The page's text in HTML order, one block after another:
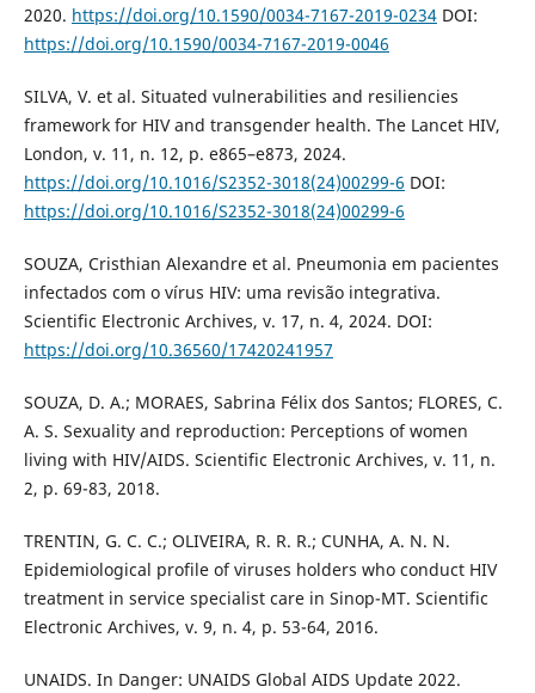
2020. https://doi.org/10.1590/0034-7167-2019-0234DOI:
https://doi.org/10.1590/0034-7167-2019-0046
SILVA, V. et al. Situated vulnerabilities and resiliencies
framework for HIV and transgender health. The Lancet HIV,
London, v. 11, n. 12, p. e865–e873, 2024.
https://doi.org/10.1016/S2352-3018(24)00299-6 DOI:
https://doi.org/10.1016/S2352-3018(24)00299-6
SOUZA, Cristhian Alexandre et al. Pneumonia em pacientes
infectados com o vírus HIV: uma revisão integrativa.
Scientific Electronic Archives, v. 17, n. 4, 2024. DOI:
https://doi.org/10.36560/17420241957
SOUZA, D. A.; MORAES, Sabrina Félix dos Santos; FLORES, C.
A. S. Sexuality and reproduction: Perceptions of women
living with HIV/AIDS. Scientific Electronic Archives, v. 11, n.
2, p. 69-83, 2018.
TRENTIN, G. C. C.; OLIVEIRA, R. R. R.; CUNHA, A. N. N.
Epidemiological profile of viruses holders who conduct HIV
treatment in service specialist care in Sinop-MT. Scientific
Electronic Archives, v. 9, n. 4, p. 53-64, 2016.
UNAIDS. In Danger: UNAIDS Global AIDS Update 2022.